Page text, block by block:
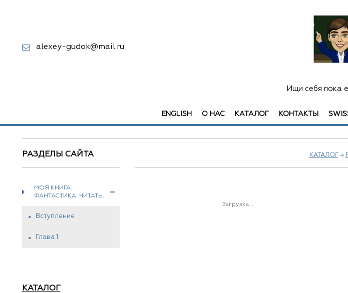
alexey-gudok@mail.ru
Ищи себя пока
ENGLISH О НАС КАТАЛОГ КОНТАКТЫ
РАЗДЕЛЫ САЙТА
МОЯ КНИГА.
ФАНТАСТИКА. ЧИТАТЬ.
Вступление
Глава 1
КАТАЛОГ
КАТАЛОГ →
Загрузка...